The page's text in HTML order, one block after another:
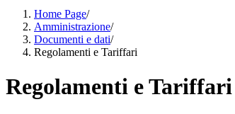
Home Page/
Amministrazione/
Documenti e dati/
Regolamenti e Tariffari
Regolamenti e Tariffari